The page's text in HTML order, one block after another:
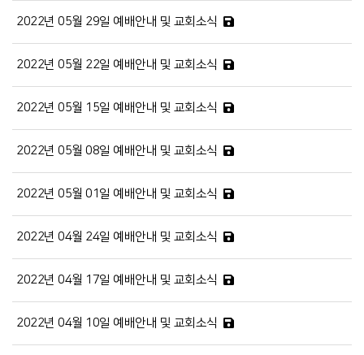
2022년 05월 29일 예배안내 및 교회소식
2022년 05월 22일 예배안내 및 교회소식
2022년 05월 15일 예배안내 및 교회소식
2022년 05월 08일 예배안내 및 교회소식
2022년 05월 01일 예배안내 및 교회소식
2022년 04월 24일 예배안내 및 교회소식
2022년 04월 17일 예배안내 및 교회소식
2022년 04월 10일 예배안내 및 교회소식